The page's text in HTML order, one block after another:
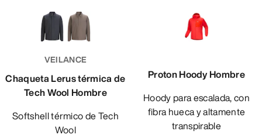
VEILANCE
Chaqueta Lerus térmica de
Tech Wool Hombre
Softshell térmico de Tech
Wool
Proton Hoody Hombre
Hoody para escalada, con
fibra hueca y altamente
transpirable